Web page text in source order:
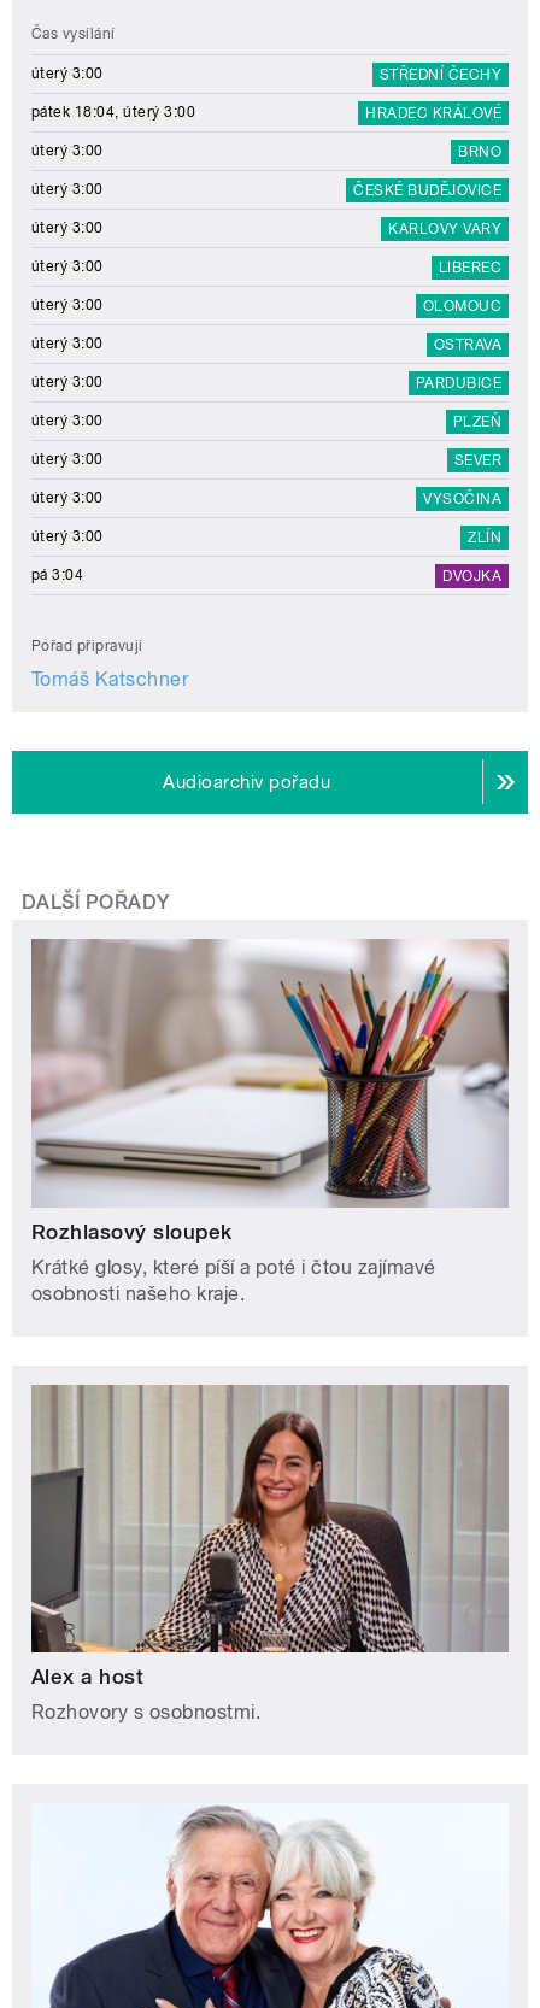
Čas vysílání
úterý 3:00 STŘEDNÍ ČECHY
pátek 18:04, úterý 3:00 HRADEC KRÁLOVÉ
úterý 3:00 BRNO
úterý 3:00 ČESKÉ BUDĚJOVICE
úterý 3:00 KARLOVY VARY
úterý 3:00 LIBEREC
úterý 3:00 OLOMOUC
úterý 3:00 OSTRAVA
úterý 3:00 PARDUBICE
úterý 3:00 PLZEŇ
úterý 3:00 SEVER
úterý 3:00 VYSOČINA
úterý 3:00 ZLÍN
pá 3:04 DVOJKA
Pořad připravují
Tomáš Katschner
Audioarchiv pořadu
DALŠÍ POŘADY
Rozhlasový sloupek
Krátké glosy, které píší a poté i čtou zajímavé
osobnosti našeho kraje.
Alex a host
Rozhovory s osobnostmi.